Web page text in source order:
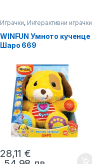
Играчки, Интерактивни играчки
Момичета
Момчета
WINFUN Умното кученце
Шаро 669
28,11€